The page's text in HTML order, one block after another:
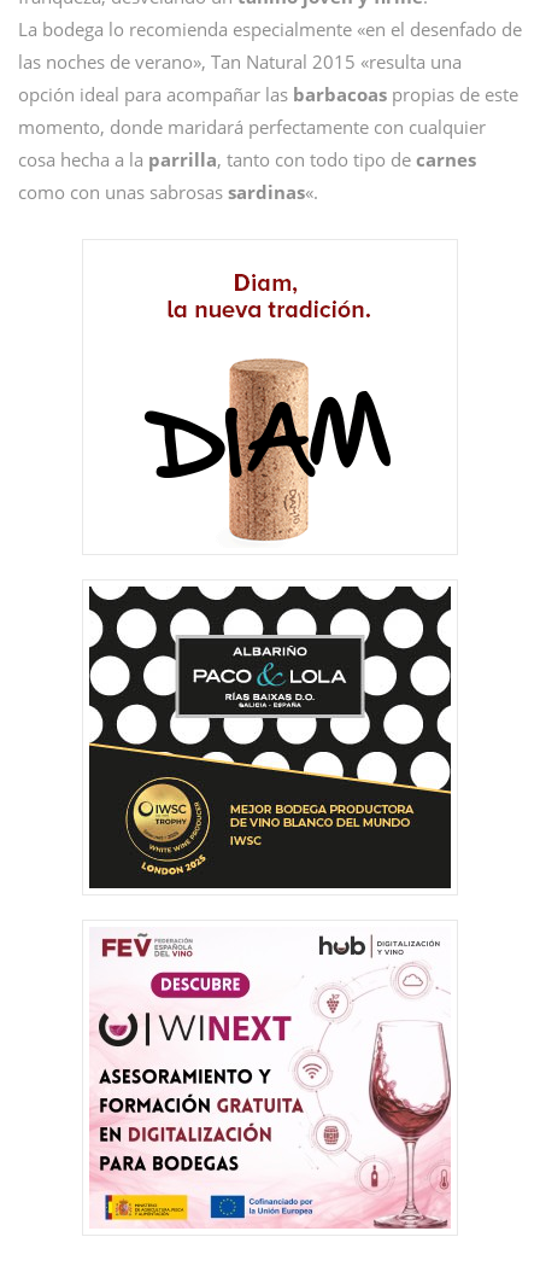
La bodega lo recomienda especialmente «en el desenfado de
las noches de verano», Tan Natural 2015 «resulta una
opción ideal para acompañar las barbacoas propias de este
momento, donde maridará perfectamente con cualquier
cosa hecha a la parrilla, tanto con todo tipo de carnes
como con unas sabrosas sardinas«.